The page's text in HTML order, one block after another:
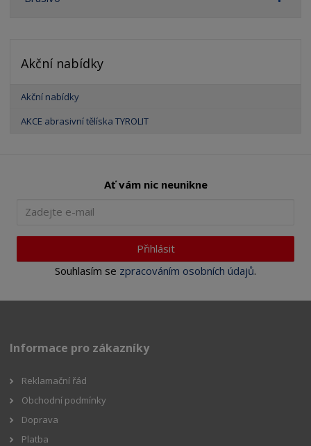
Akční nabídky
Akční nabídky
AKCE abrasivní tělíska TYROLIT
Ať vám nic neunikne
Přihlásit
Souhlasím se zpracováním osobních údajů.
Informace pro zákazníky
Reklamační řád
Obchodní podmínky
Doprava
Platba